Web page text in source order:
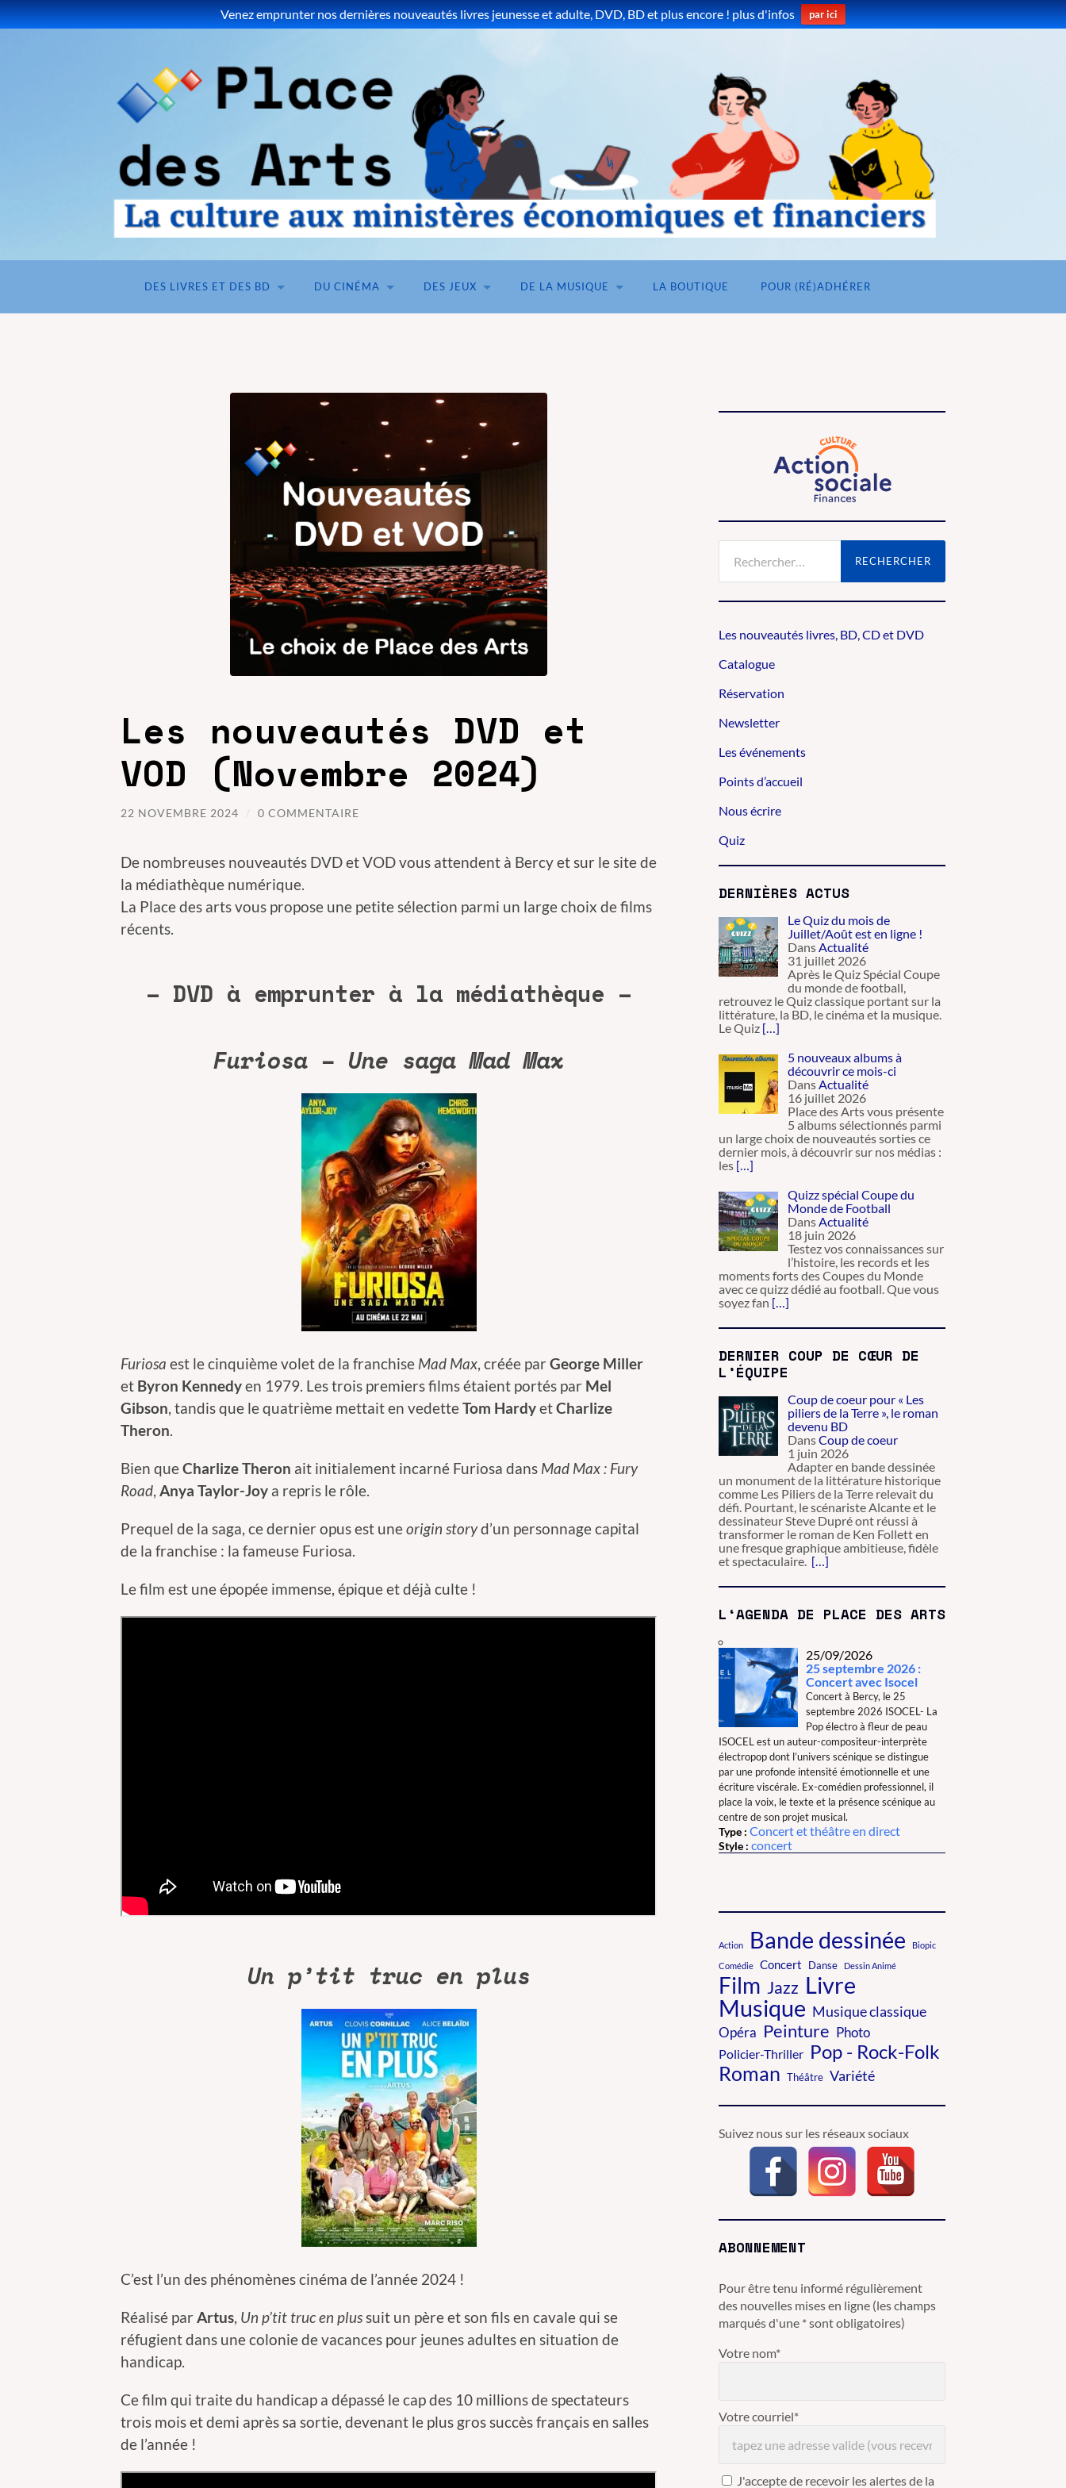
Venez emprunter nos dernières nouveautés livres jeunesse et adulte, DVD, BD et plus encore ! plus d'infos par ici
DES LIVRES ET DES BD DU CINÉMA DES JEUX DE LA MUSIQUE LA BOUTIQUE POUR (RÉ)ADHÉRER
Les nouveautés DVD et
VOD (Novembre 2024)
22 NOVEMBRE 2024 / 0 COMMENTAIRE
De nombreuses nouveautés DVD et VOD vous attendent à Bercy et sur le site de
la médiathèque numérique.
La Place des arts vous propose une petite sélection parmi un large choix de films
récents.
– DVD à emprunter à la médiathèque –
Furiosa – Une saga Mad Max
Furiosa est le cinquième volet de la franchise Mad Max, créée par George Miller
et Byron Kennedyen 1979. Les trois premiers films étaient portés par Mel
Gibson, tandis que le quatrième mettait en vedetteTom HardyetCharlize
Theron.
Bien queCharlize Theron ait initialement incarné Furiosa dans Mad Max : Fury
Road, Anya Taylor-Joy a repris le rôle.
Prequel de la saga, ce dernier opus est uneorigin storyd’un personnage capital
de la franchise : la fameuse Furiosa.
Le film est une épopée immense, épique et déjà culte !
Un p’tit truc en plus
C’est l’un des phénomènes cinéma de l’année 2024 !
Réalisé par Artus, Un p’tit truc en plussuit un père et son fils en cavale qui se
réfugient dans une colonie de vacances pour jeunes adultes en situation de
handicap.
Ce film qui traite du handicap a dépassé le cap des 10 millions de spectateurs
trois mois et demi après sa sortie, devenant le plus gros succès français en salles
de l’année !
Les nouveautés livres, BD, CD et DVD
Catalogue
Réservation
Newsletter
Les événements
Points d’accueil
Nous écrire
Quiz
DERNIÈRES ACTUS
Le Quiz du mois de
Juillet/Août est en ligne !
DansActualité
31 juillet 2026
Après le Quiz Spécial Coupe
du monde de football,
retrouvez le Quiz classique portant sur la
littérature, la BD, le cinéma et la musique.
Le Quiz […]
5 nouveaux albums à
découvrir ce mois-ci
DansActualité
16 juillet 2026
Place des Arts vous présente
5 albums sélectionnés parmi
un large choix de nouveautés sorties ce
dernier mois, à découvrir sur nos médias :
les […]
Quizz spécial Coupe du
Monde de Football
DansActualité
18 juin 2026
Testez vos connaissances sur
l’histoire, les records et les
moments forts des Coupes du Monde
avec ce quizz dédié au football. Que vous
soyez fan […]
DERNIER COUP DE CŒUR DE
L’ÉQUIPE
Coup de coeur pour « Les
piliers de la Terre », le roman
devenu BD
DansCoup de coeur
1 juin 2026
Adapter en bande dessinée
un monument de la littérature historique
comme Les Piliers de la Terre relevait du
défi. Pourtant, le scénariste Alcante et le
dessinateur Steve Dupré ont réussi à
transformer le roman de Ken Follett en
une fresque graphique ambitieuse, fidèle
et spectaculaire. […]
L‘AGENDA DE PLACE DES ARTS
25/09/2026
25 septembre 2026 :
Concert avec Isocel
Concert à Bercy, le 25
septembre 2026 ISOCEL- La
Pop électro à fleur de peau
ISOCEL est un auteur-compositeur-interprète
électropop dont l’univers scénique se distingue
par une profonde intensité émotionnelle et une
écriture viscérale. Ex-comédien professionnel, il
place la voix, le texte et la présence scénique au
centre de son projet musical.
Type : Concert et théâtre en direct
Style : concert
Action Bande dessinée
Biopic
Comédie
Concert Danse Dessin Animé
Film Jazz Livre
Musique Musique classique
Opéra Peinture Photo
Policier-Thriller Pop - Rock-Folk
Roman Théâtre Variété
Suivez nous sur les réseaux sociaux
ABONNEMENT
Pour être tenu informé régulièrement
des nouvelles mises en ligne (les champs
marqués d'une * sont obligatoires)
Votre nom*
Votre courriel*
J'accepte de recevoir les alertes de la